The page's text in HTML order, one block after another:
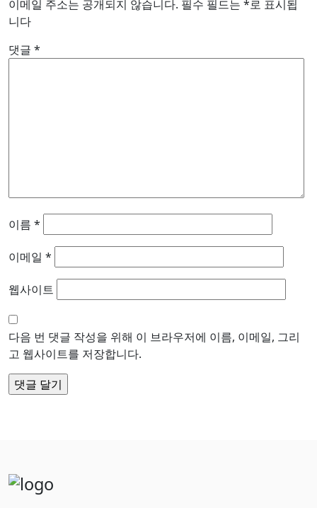
이메일 주소는 공개되지 않습니다. 필수 필드는 *로 표시됩
니다
댓글 *
이름 *
이메일 *
웹사이트
다음 번 댓글 작성을 위해 이 브라우저에 이름, 이메일, 그리
고 웹사이트를 저장합니다.